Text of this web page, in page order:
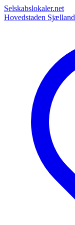
Selskabslokaler.net
Hovedstaden Sjælland